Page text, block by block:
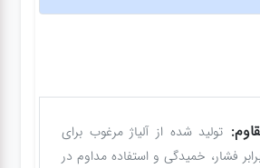
تولید شده از آلیاژ مرغوب برای
فشار، خمیدگی و استفاده مداوم در